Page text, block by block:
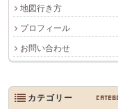
地図行き方
プロフィール
お問い合わせ
カテゴリー